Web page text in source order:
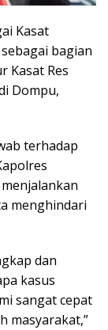
Kasat
bagian
Kasat Res
Dompu,
terhadap
menghindari
dan
kasus
sangat cepat
masyarakat,”